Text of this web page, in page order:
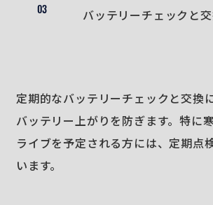
03 バッテリーチェックと
定期的なバッテリーチェックと交換
バッテリー上がりを防ぎます。特に
ライブを予定される方には、定期点
います。